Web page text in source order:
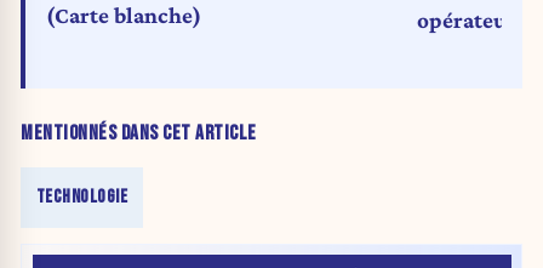
MENTIONNÉS DANS CET ARTICLE
TECHNOLOGIE
(Carte blanche)
opérateurs